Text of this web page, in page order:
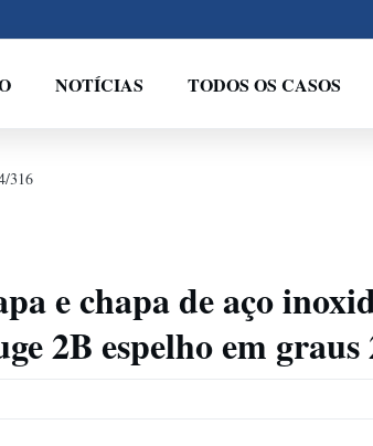
NOTÍCIAS TODOS OS CASOS
316
e chapa de aço
2B espelho em graus